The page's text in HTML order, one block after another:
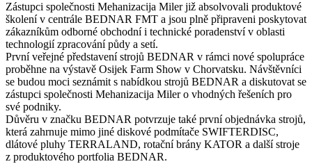
Zástupci společnosti Mehanizacija Miler již absolvovali produktové
školení v centrále BEDNAR FMT a jsou plně připraveni poskytovat
zákazníkům odborné obchodní i technické poradenství v oblasti
technologií zpracování půdy a setí.
První veřejné představení strojů BEDNAR v rámci nové spolupráce
proběhne na výstavě Osijek Farm Show v Chorvatsku. Návštěvníci
se budou moci seznámit s nabídkou strojů BEDNAR a diskutovat se
zástupci společnosti Mehanizacija Miler o vhodných řešeních pro
své podniky.
Důvěru v značku BEDNAR potvrzuje také první objednávka strojů,
která zahrnuje mimo jiné diskové podmítače SWIFTERDISC,
dlátové pluhy TERRALAND, rotační brány KATOR a další stroje
z produktového portfolia BEDNAR.